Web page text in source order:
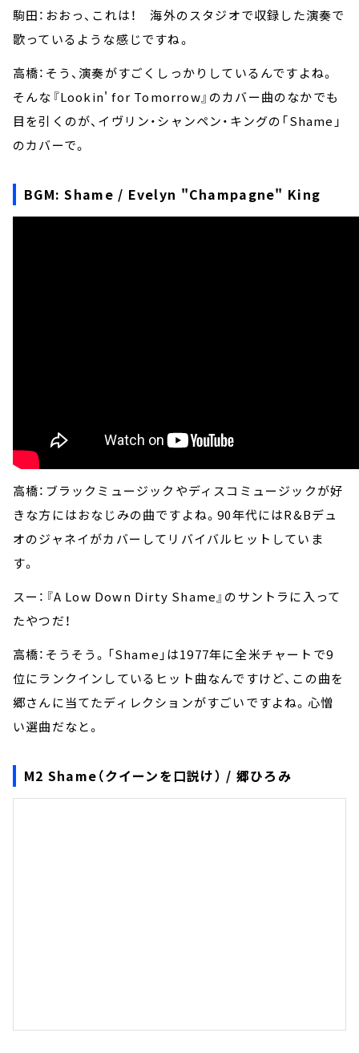
駒田：おおっ、これは！ 海外のスタジオで収録した演奏で
歌っているような感じですね。
高橋：そう、演奏がすごくしっかりしているんですよね。
そんな『Lookin' for Tomorrow』のカバー曲のなかでも
目を引くのが、イヴリン・シャンペン・キングの「Shame」
のカバーで。
BGM: Shame / Evelyn "Champagne" King
高橋：ブラックミュージックやディスコミュージックが好
きな方にはおなじみの曲ですよね。90年代にはR&Bデュ
オのジャネイがカバーしてリバイバルヒットしていま
す。
スー：『A Low Down Dirty Shame』のサントラに入って
たやつだ！
高橋：そうそう。「Shame」は1977年に全米チャートで9
位にランクインしているヒット曲なんですけど、この曲を
郷さんに当てたディレクションがすごいですよね。心憎
い選曲だなと。
M2 Shame（クイーンを口説け） / 郷ひろみ